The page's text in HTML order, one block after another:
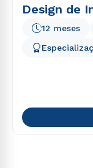
Design de
12 meses